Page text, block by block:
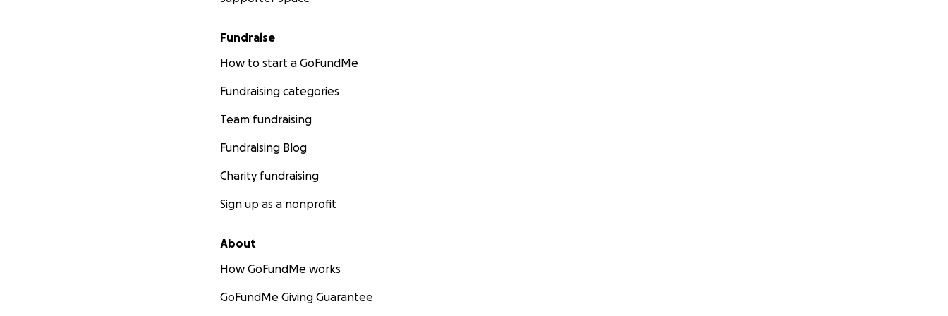
Fundraise
How to start a GoFundMe
Fundraising categories
Team fundraising
Fundraising Blog
Charity fundraising
Sign up as a nonprofit
About
How GoFundMe works
GoFundMe Giving Guarantee